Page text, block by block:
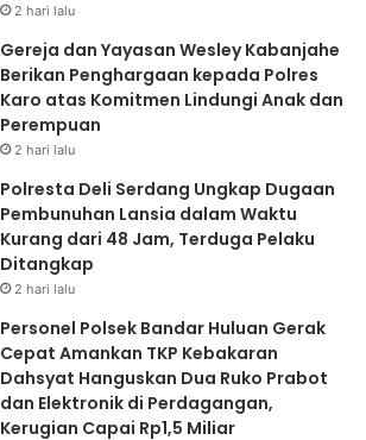
2 hari lalu
Gereja dan Yayasan Wesley Kabanjahe
Berikan Penghargaan kepada Polres
Karo atas Komitmen Lindungi Anak dan
Perempuan
2 hari lalu
Polresta Deli Serdang Ungkap Dugaan
Pembunuhan Lansia dalam Waktu
Kurang dari 48 Jam, Terduga Pelaku
Ditangkap
2 hari lalu
Personel Polsek Bandar Huluan Gerak
Cepat Amankan TKP Kebakaran
Dahsyat Hanguskan Dua Ruko Prabot
dan Elektronik di Perdagangan,
Kerugian Capai Rp1,5 Miliar